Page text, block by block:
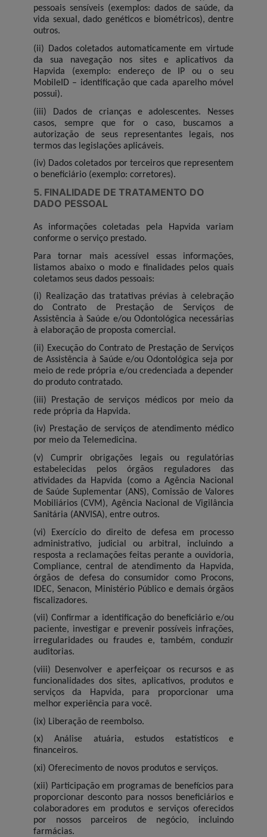
pessoais sensíveis (exemplos: dados de saúde, da
vida sexual, dado genéticos e biométricos), dentre
outros.
(ii) Dados coletados automaticamente em virtude
da sua navegação nos sites e aplicativos da
Hapvida (exemplo: endereço de IP ou o seu
MobileID – identificação que cada aparelho móvel
possui).
(iii) Dados de crianças e adolescentes. Nesses
casos, sempre que for o caso, buscamos a
autorização de seus representantes legais, nos
termos das legislações aplicáveis.
(iv) Dados coletados por terceiros que representem
o beneficiário (exemplo: corretores).
5. FINALIDADE DE TRATAMENTO DO
DADO PESSOAL
As informações coletadas pela Hapvida variam
conforme o serviço prestado.
Para tornar mais acessível essas informações,
listamos abaixo o modo e finalidades pelos quais
coletamos seus dados pessoais:
(i) Realização das tratativas prévias à celebração
do Contrato de Prestação de Serviços de
Assistência à Saúde e/ou Odontológica necessárias
à elaboração de proposta comercial.
(ii) Execução do Contrato de Prestação de Serviços
de Assistência à Saúde e/ou Odontológica seja por
meio de rede própria e/ou credenciada a depender
do produto contratado.
(iii) Prestação de serviços médicos por meio da
rede própria da Hapvida.
(iv) Prestação de serviços de atendimento médico
por meio da Telemedicina.
(v) Cumprir obrigações legais ou regulatórias
estabelecidas pelos órgãos reguladores das
atividades da Hapvida (como a Agência Nacional
de Saúde Suplementar (ANS), Comissão de Valores
Mobiliários (CVM), Agência Nacional de Vigilância
Sanitária (ANVISA), entre outros.
(vi) Exercício do direito de defesa em processo
administrativo, judicial ou arbitral, incluindo a
resposta a reclamações feitas perante a ouvidoria,
Compliance, central de atendimento da Hapvida,
órgãos de defesa do consumidor como Procons,
IDEC, Senacon, Ministério Público e demais órgãos
fiscalizadores.
(vii) Confirmar a identificação do beneficiário e/ou
paciente, investigar e prevenir possíveis infrações,
irregularidades ou fraudes e, também, conduzir
auditorias.
(viii) Desenvolver e aperfeiçoar os recursos e as
funcionalidades dos sites, aplicativos, produtos e
serviços da Hapvida, para proporcionar uma
melhor experiência para você.
(ix) Liberação de reembolso.
(x) Análise atuária, estudos estatísticos e
financeiros.
(xi) Oferecimento de novos produtos e serviços.
(xii) Participação em programas de benefícios para
proporcionar desconto para nossos beneficiários e
colaboradores em produtos e serviços oferecidos
por nossos parceiros de negócio, incluindo
farmácias.